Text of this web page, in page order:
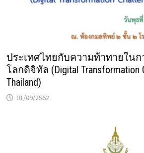
ประเทศไทยกับความท้าทายใน
โลกดิจิทัล (Digital Transformation
Thailand)
01/09/2562